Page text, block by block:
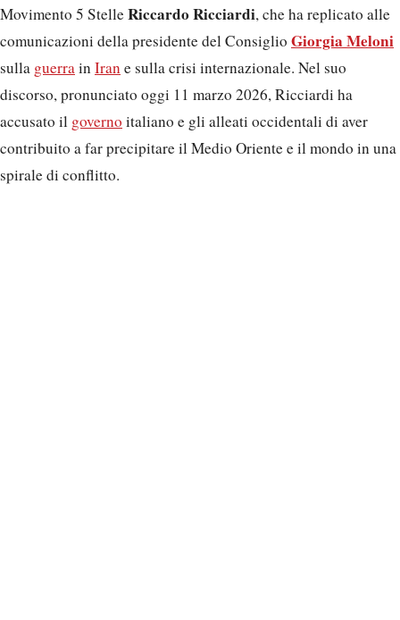
Movimento 5 StelleRiccardo Ricciardi, che ha replicato alle
comunicazioni della presidente del Consiglio Giorgia Meloni
sulla guerrainIrane sulla crisi internazionale. Nel suo
discorso, pronunciato oggi 11 marzo 2026, Ricciardi ha
accusato il governo italiano e gli alleati occidentali di aver
contribuito a far precipitare il Medio Oriente e il mondo in una
spirale di conflitto.